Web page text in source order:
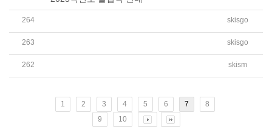
264 2025학년도 2학기 겨울방학 유,초,중,고 CCA 급식비 납부
skisgo
263 2025학년도 저소득층 학생 학비 국고 지원금 신청 안내
skisgo
262 2026학년도 G10, G11, G12 선택과목 최종 신청 안내 가
skism
1 2 3 4 5 6 7
8
9
10